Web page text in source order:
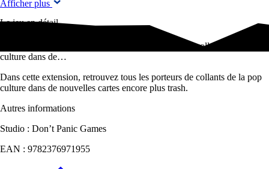
Afficher plus
Le jeu en détail
Dans cette extension, retrouvez tous les porteurs de collants de la pop
culture dans de…
Dans cette extension, retrouvez tous les porteurs de collants de la pop
culture dans de nouvelles cartes encore plus trash.
Autres informations
Studio : Don’t Panic Games
EAN : 9782376971955